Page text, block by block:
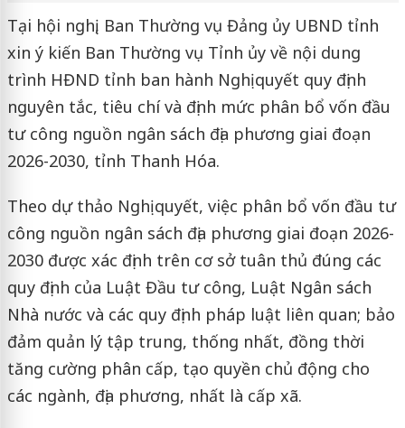
Tại hội nghị, Ban Thường vụ Đảng ủy UBND tỉnh
xin ý kiến Ban Thường vụ Tỉnh ủy về nội dung
trình HĐND tỉnh ban hành Nghị quyết quy định
nguyên tắc, tiêu chí và định mức phân bổ vốn đầu
tư công nguồn ngân sách địa phương giai đoạn
2026-2030, tỉnh Thanh Hóa.
Theo dự thảo Nghị quyết, việc phân bổ vốn đầu tư
công nguồn ngân sách địa phương giai đoạn 2026-
2030 được xác định trên cơ sở tuân thủ đúng các
quy định của Luật Đầu tư công, Luật Ngân sách
Nhà nước và các quy định pháp luật liên quan; bảo
đảm quản lý tập trung, thống nhất, đồng thời
tăng cường phân cấp, tạo quyền chủ động cho
các ngành, địa phương, nhất là cấp xã.